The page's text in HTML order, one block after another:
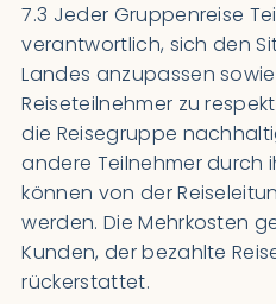
7.3 Jeder Gruppenreise
verantwortlich, sich den
Landes anzupassen
Reiseteilnehmer zu
die Reisegruppe
andere Teilnehmer durch
können von der
werden. Die Mehrkosten
Kunden, der bezahlte
rückerstattet.